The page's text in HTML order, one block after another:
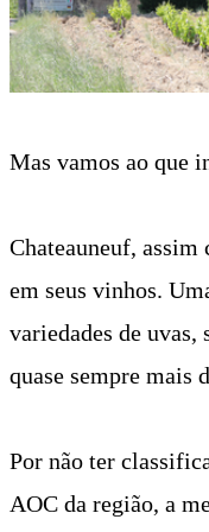
Mas vamos ao que
Chateauneuf,
em seus vinhos.
variedades de uvas,
quase sempre mais
Por não ter
AOC da região, a